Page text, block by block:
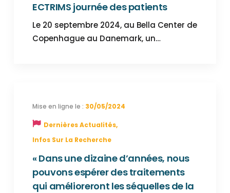
ECTRIMS journée des patients
Le 20 septembre 2024, au Bella Center de
Copenhague au Danemark, un…
30/05/2024
Dernières Actualités,
Infos Sur La Recherche
« Dans une dizaine d’années, nous
pouvons espérer des traitements
qui amélioreront les séquelles de la